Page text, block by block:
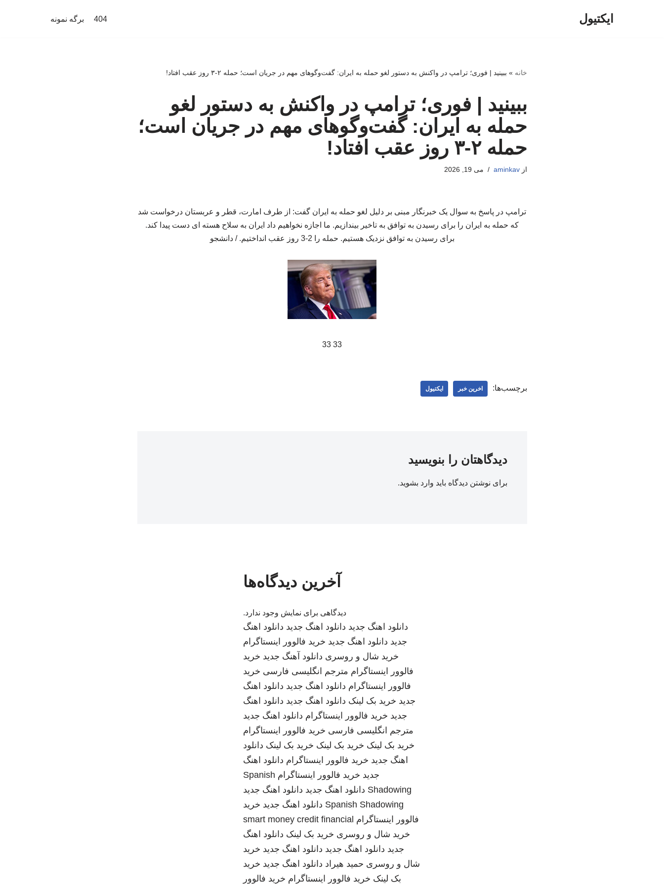
ایکتیول 404 برگه نمونه
خانه » ببینید | فوری؛ ترامپ در واکنش به دستور لغو حمله به ایران: گفت‌وگوهای مهم در جریان است؛ حمله ۲-۳ روز عقب افتاد!
ببینید | فوری؛ ترامپ در واکنش به دستور لغو
حمله به ایران: گفت‌وگوهای مهم در جریان است؛
حمله ۲-۳ روز عقب افتاد!
ازaminkav می 19, 2026
ترامپ در پاسخ به سوال یک خبرنگار مبنی بر دلیل لغو حمله به ایران گفت: از طرف امارت، قطر و عربستان درخواست شد
که حمله به ایران را برای رسیدن به توافق به تاخیر بیندازیم. ما اجازه نخواهیم داد ایران به سلاح هسته ای دست پیدا کند.
برای رسیدن به توافق نزدیک هستیم. حمله را 2-3 روز عقب انداختیم. / دانشجو
33 33
برچسب‌ها: اخرین خبر ایکتیول
دیدگاهتان را بنویسید
برای نوشتن دیدگاه باید وارد بشوید.
آخرین دیدگاه‌ها
دیدگاهی برای نمایش وجود ندارد.
دانلود اهنگ جدید دانلود اهنگ جدید دانلود اهنگ
جدید دانلود اهنگ جدید خرید فالوور اینستاگرام
خرید شال و روسری دانلود آهنگ جدید خرید
فالوور اینستاگرام مترجم انگلیسی فارسی خرید
فالوور اینستاگرام دانلود اهنگ جدید دانلود اهنگ
جدید خرید بک لینک دانلود اهنگ جدید دانلود اهنگ
جدید خرید فالوور اینستاگرام دانلود اهنگ جدید
مترجم انگلیسی فارسی خرید فالوور اینستاگرام
خرید بک لینک خرید بک لینک خرید بک لینک دانلود
اهنگ جدید خرید فالوور اینستاگرام دانلود اهنگ
جدید خرید فالوور اینستاگرام Spanish
Shadowing دانلود اهنگ جدید دانلود اهنگ جدید
Spanish Shadowing دانلود اهنگ جدید خرید
فالوور اینستاگرام smart money credit financial
خرید شال و روسری خرید بک لینک دانلود اهنگ
جدید دانلود اهنگ جدید دانلود اهنگ جدید خرید
شال و روسری حمید هیراد دانلود اهنگ جدید خرید
بک لینک خرید فالوور اینستاگرام خرید فالوور